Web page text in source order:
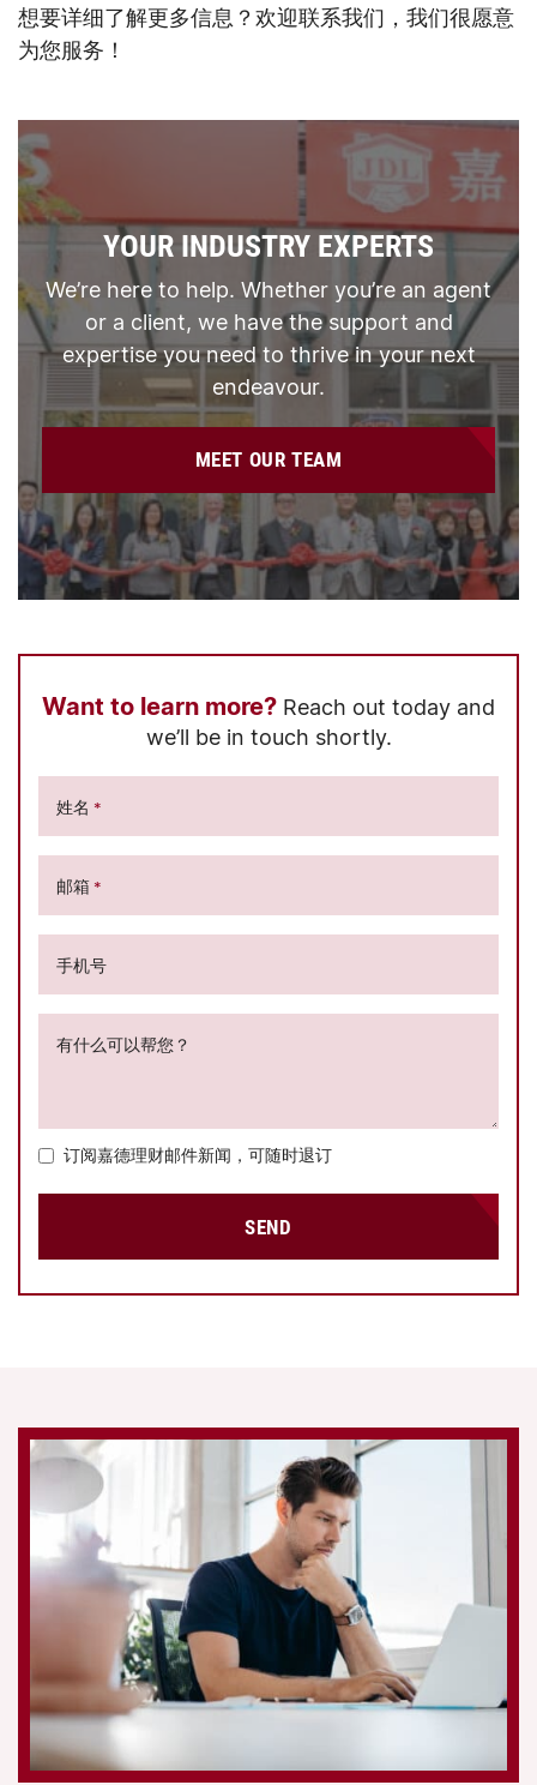
想要详细了解更多信息？欢迎联系我们，我们很愿意
为您服务！
YOUR INDUSTRY EXPERTS
We’re here to help. Whether you’re an agent
or a client, we have the support and
expertise you need to thrive in your next
endeavour.
MEET OUR TEAM
Want to learn more? Reach out today and
we’ll be in touch shortly.
姓名 *
邮箱 *
手机号
有什么可以帮您？
订阅嘉德理财邮件新闻，可随时退订
SEND